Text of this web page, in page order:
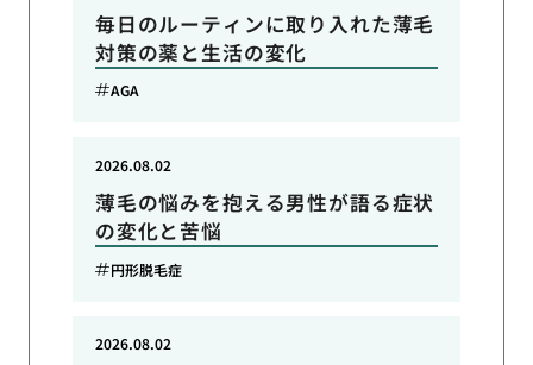
毎日のルーティンに取り入れた薄毛
対策の薬と生活の変化
AGA
薄毛の悩みを抱える男性が語る症状
の変化と苦悩
2026.08.02
円形脱毛症
2026.08.02